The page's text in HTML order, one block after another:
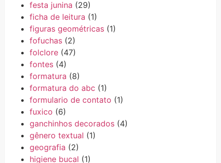
festa junina (29)
ficha de leitura (1)
figuras geométricas (1)
fofuchas (2)
folclore (47)
fontes (4)
formatura (8)
formatura do abc (1)
formulario de contato (1)
fuxico (6)
ganchinhos decorados (4)
gênero textual (1)
geografia (2)
higiene bucal (1)